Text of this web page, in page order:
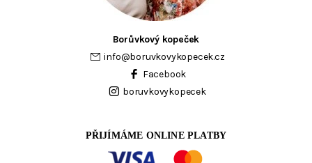
Borůvkový kopeček
info@boruvkovykopecek.cz
Facebook
boruvkovykopecek
PŘIJÍMÁME ONLINE PLATBY